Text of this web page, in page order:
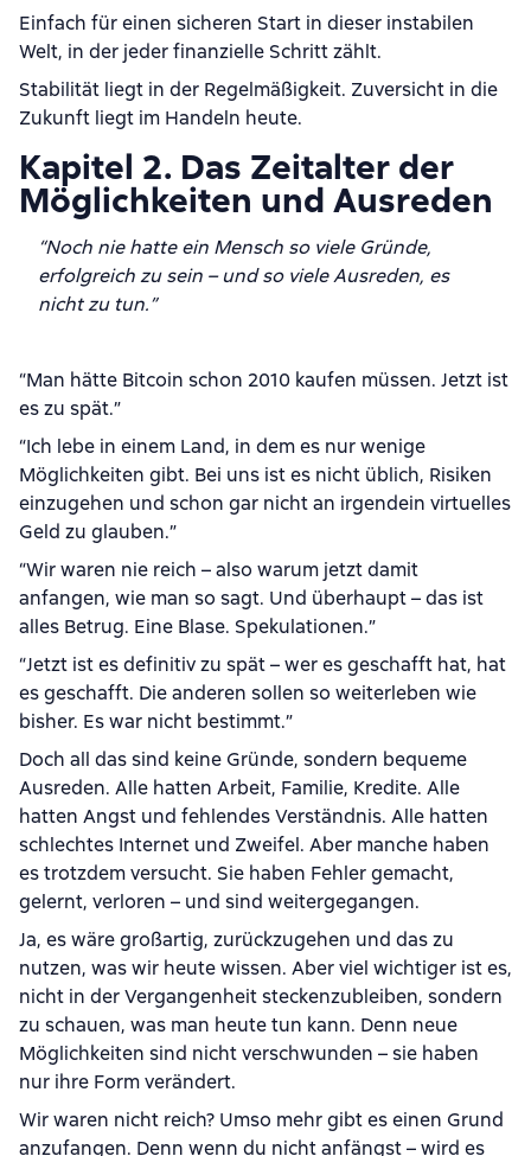
Einfach für einen sicheren Start in dieser instabilen
Welt, in der jeder finanzielle Schritt zählt.
Stabilität liegt in der Regelmäßigkeit. Zuversicht in die
Zukunft liegt im Handeln heute.
Kapitel 2. Das Zeitalter der
Möglichkeiten und Ausreden
“Noch nie hatte ein Mensch so viele Gründe,
erfolgreich zu sein – und so viele Ausreden, es
nicht zu tun.”
“Man hätte Bitcoin schon 2010 kaufen müssen. Jetzt ist
es zu spät.”
“Ich lebe in einem Land, in dem es nur wenige
Möglichkeiten gibt. Bei uns ist es nicht üblich, Risiken
einzugehen und schon gar nicht an irgendein virtuelles
Geld zu glauben.”
“Wir waren nie reich – also warum jetzt damit
anfangen, wie man so sagt. Und überhaupt – das ist
alles Betrug. Eine Blase. Spekulationen.”
“Jetzt ist es definitiv zu spät – wer es geschafft hat, hat
es geschafft. Die anderen sollen so weiterleben wie
bisher. Es war nicht bestimmt.”
Doch all das sind keine Gründe, sondern bequeme
Ausreden. Alle hatten Arbeit, Familie, Kredite. Alle
hatten Angst und fehlendes Verständnis. Alle hatten
schlechtes Internet und Zweifel. Aber manche haben
es trotzdem versucht. Sie haben Fehler gemacht,
gelernt, verloren – und sind weitergegangen.
Ja, es wäre großartig, zurückzugehen und das zu
nutzen, was wir heute wissen. Aber viel wichtiger ist es,
nicht in der Vergangenheit steckenzubleiben, sondern
zu schauen, was man heute tun kann. Denn neue
Möglichkeiten sind nicht verschwunden – sie haben
nur ihre Form verändert.
Wir waren nicht reich? Umso mehr gibt es einen Grund
anzufangen. Denn wenn du nicht anfängst – wird es